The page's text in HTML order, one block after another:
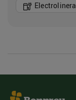
Electrolinera